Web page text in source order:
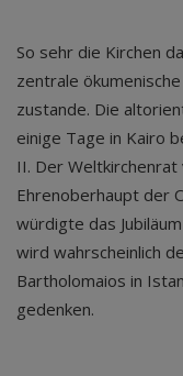
So sehr die Kirchen
zentrale
zustande. Die
einige Tage in Kairo
II. Der
Ehrenoberhaupt der
würdigte das
wird wahrscheinlich
Bartholomaios in
gedenken.